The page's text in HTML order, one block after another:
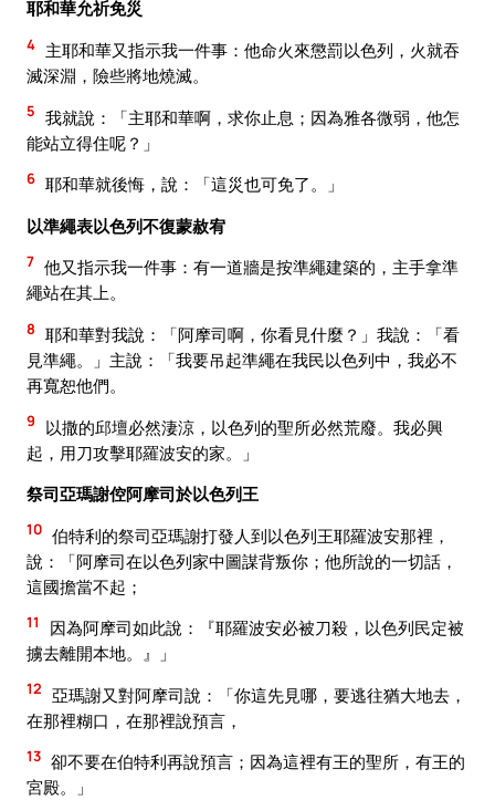
耶和華允祈免災
4 主耶和華又指示我一件事：他命火來懲罰以色列，火就吞
滅深淵，險些將地燒滅。
5 我就說：「主耶和華啊，求你止息；因為雅各微弱，他怎
能站立得住呢？」
6 耶和華就後悔，說：「這災也可免了。」
以準繩表以色列不復蒙赦宥
7 他又指示我一件事：有一道牆是按準繩建築的，主手拿準
繩站在其上。
8 耶和華對我說：「阿摩司啊，你看見什麼？」我說：「看
見準繩。」主說：「我要吊起準繩在我民以色列中，我必不
再寬恕他們。
9
以撒的邱壇必然淒涼，以色列的聖所必然荒廢。我必興
起，用刀攻擊耶羅波安的家。」
祭司亞瑪謝倥阿摩司於以色列王
10 伯特利的祭司亞瑪謝打發人到以色列王耶羅波安那裡，
說：「阿摩司在以色列家中圖謀背叛你；他所說的一切話，
這國擔當不起；
11
因為阿摩司如此說：『耶羅波安必被刀殺，以色列民定被
擄去離開本地。』」
12 亞瑪謝又對阿摩司說：「你這先見哪，要逃往猶大地去，
在那裡糊口，在那裡說預言，
13 卻不要在伯特利再說預言；因為這裡有王的聖所，有王的
宮殿。」